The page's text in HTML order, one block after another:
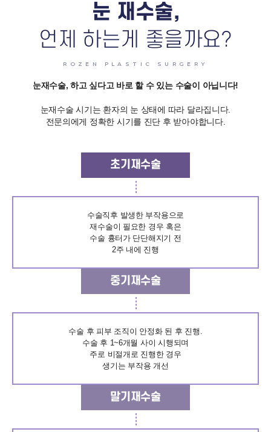
눈 재수술,
언제 하는게 좋을까요?
ROZEN PLASTIC SURGERY
눈재수술, 하고 싶다고 바로 할 수 있는 수술이 아닙니다!
눈재수술 시기는 환자의 눈 상태에 따라 달라집니다.
전문의에게 정확한 시기를 진단 후 받아야합니다.
초기재수술
수술직후 발생한 부작용으로
재수술이 필요한 경우 혹은
수술 흉터가 단단해지기 전
2주 내에 진행
중기재수술
수술 후 피부 조직이 안정화 된 후 진행.
수술 후 1~6개월 사이 시행되며
주로 비절개로 진행한 경우
생기는 부작용 개선
말기재수술